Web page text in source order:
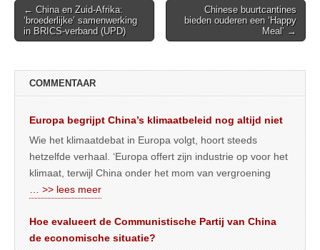
Post
navigation
← China en Zuid-Afrika:
‘broederlijke’ samenwerking
in BRICS-verband (UPD)
Chinese buurtcantines
bieden ouderen een ‘Happy
Meal’ →
COMMENTAAR
Europa begrijpt China’s klimaatbeleid nog altijd niet
Wie het klimaatdebat in Europa volgt, hoort steeds
hetzelfde verhaal. ‘Europa offert zijn industrie op voor het
klimaat, terwijl China onder het mom van vergroening
… >> lees meer
Hoe evalueert de Communistische Partij van China
de economische situatie?